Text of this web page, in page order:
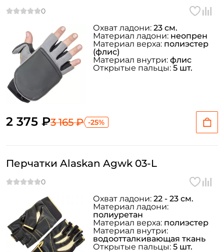
2 375 ₽3 165 ₽ -25%
Охват ладони: 23 см.
Материал ладони: неопрен
Материал верха: полиэстер
(флис)
Материал внутри: флис
Открытые пальцы: 5 шт.
Перчатки Alaskan Agwk 03-L
Охват ладони: 22 - 23 см.
Материал ладони:
полиуретан
Материал верха: полиэстер
Материал внутри:
водоотталкивающая ткань
Открытые пальцы: 5 шт.